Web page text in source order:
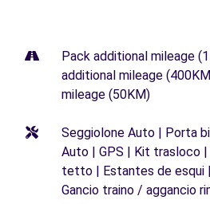
Pack additional mileage
additional mileage
mileage (50KM)
Seggiolone Auto | Porta
Auto | GPS | Kit trasloco
tetto | Estantes de esqui |
Gancio traino / aggancio